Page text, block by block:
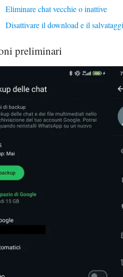
Eliminare chat vecchie o inattive
Disattivare il download e il
preliminari